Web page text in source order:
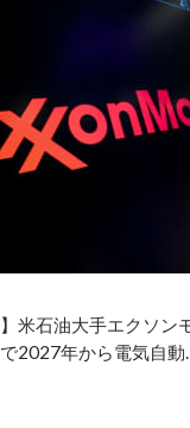
】米石油大手エクソン
2027年から電気自